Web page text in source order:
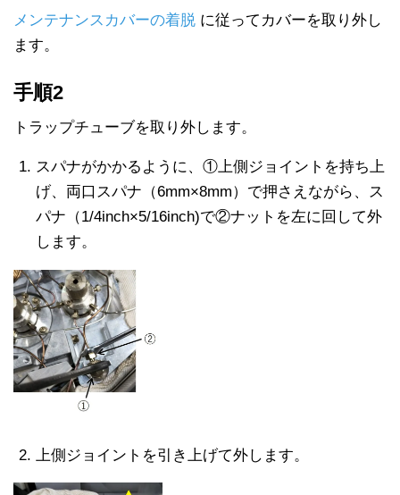
メンテナンスカバーの着脱 に従ってカバーを取り外し
ます。
手順2
トラップチューブを取り外します。
スパナがかかるように、①上側ジョイントを持ち上
げ、両口スパナ（6mm×8mm）で押さえながら、ス
パナ（1/4inch×5/16inch)で②ナットを左に回して外
します。
上側ジョイントを引き上げて外します。